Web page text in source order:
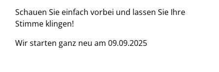
Schauen Sie einfach vorbei und lassen Sie Ihre
Stimme klingen!
Wir starten ganz neu am 09.09.2025